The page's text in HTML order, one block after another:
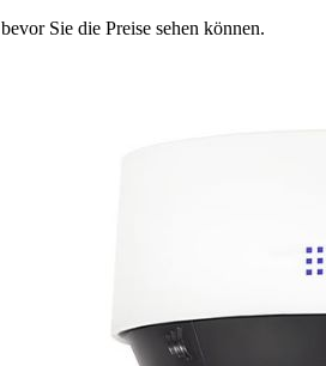
bevor Sie die Preise sehen können.